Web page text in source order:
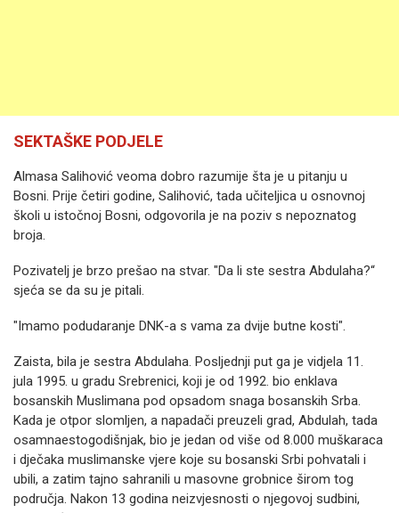
SEKTAŠKE PODJELE
Almasa Salihović veoma dobro razumije šta je u pitanju u
Bosni. Prije četiri godine, Salihović, tada učiteljica u osnovnoj
školi u istočnoj Bosni, odgovorila je na poziv s nepoznatog
broja.
Pozivatelj je brzo prešao na stvar. "Da li ste sestra Abdulaha?“
sjeća se da su je pitali.
"Imamo podudaranje DNK-a s vama za dvije butne kosti".
Zaista, bila je sestra Abdulaha. Posljednji put ga je vidjela 11.
jula 1995. u gradu Srebrenici, koji je od 1992. bio enklava
bosanskih Muslimana pod opsadom snaga bosanskih Srba.
Kada je otpor slomljen, a napadači preuzeli grad, Abdulah, tada
osamnaestogodišnjak, bio je jedan od više od 8.000 muškaraca
i dječaka muslimanske vjere koje su bosanski Srbi pohvatali i
ubili, a zatim tajno sahranili u masovne grobnice širom tog
područja. Nakon 13 godina neizvjesnosti o njegovoj sudbini,